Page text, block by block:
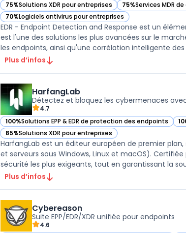
75%Solutions XDR pour entreprises
— voir TrendMicro XDR dans cette catégorie
75%Services MDR
— voir TrendMicro
70%Logiciels antivirus pour entreprises
— voir TrendMicro XDR dans cette catégorie
EDR - Endpoint Detection and Response est un
est l'une des solutions les plus avancées sur le
Plus d’infos
HarfangLab
Détectez et bloquez les cybermenaces avec
4.7
100%Solutions EPP & EDR de protection des endpoints
— voir HarfangLab dans cette catégorie
—
85%Solutions XDR pour entreprises
— voir HarfangLab dans cette catégorie
HarfangLab est un éditeur européen de premier
et serveurs sous Windows, Linux et macOS).
sécurité les plus exigeants, tout en garantissant la
Plus d’infos
Cybereason
Suite EPP/EDR/XDR unifiée pour endpoints
4.6